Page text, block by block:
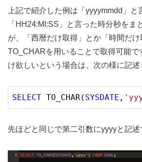
上記で紹介した例は「yyyymmdd」と
「HH24:MI:SS」と言った時分秒をま
が、「西暦だけ取得」とか「時間だ
TO_CHARを用いることで取得可能で
け欲しいという場合は、次の様に記述
SELECT TO_CHAR( SYSDATE ,
先ほどと同じで第二引数にyyyyと記述